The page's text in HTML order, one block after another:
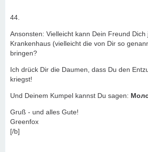
44.
Ansonsten: Vielleicht kann Dein Freund
Krankenhaus (vielleicht die von Dir so
bringen?
Ich drück Dir die Daumen, dass Du den
kriegst!
Und Deinem Kumpel kannst Du sagen:
Gruß - und alles Gute!
Greenfox
[/b]